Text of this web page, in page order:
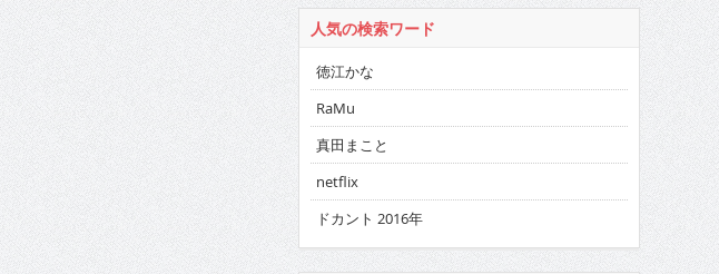
人気の検索ワード
徳江かな
RaMu
真田まこと
netflix
ドカント 2016年